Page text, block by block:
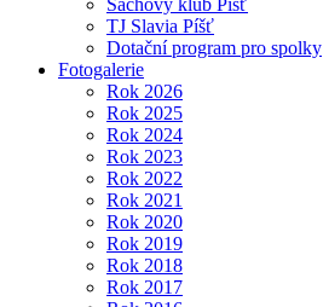
Šachový klub Píšť
TJ Slavia Píšť
Dotační program pro spolky
Fotogalerie
Rok 2026
Rok 2025
Rok 2024
Rok 2023
Rok 2022
Rok 2021
Rok 2020
Rok 2019
Rok 2018
Rok 2017